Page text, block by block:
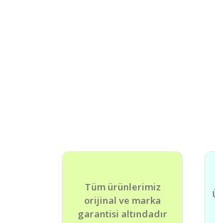
Tüm ürünlerimiz
orijinal ve marka
garantisi altındadır